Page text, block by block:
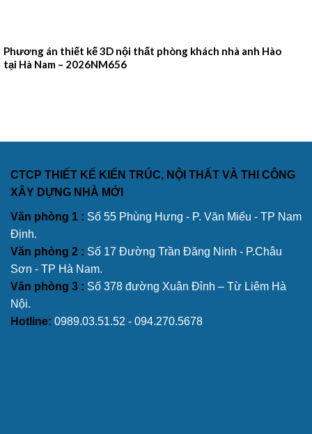
Phương án thiết kế 3D nội thất phòng khách nhà anh Hào
tại Hà Nam – 2026NM656
CTCP THIẾT KẾ KIẾN TRÚC, NỘI THẤT VÀ THI CÔNG
XÂY DỰNG NHÀ MỚI
Văn phòng 1 : Số 55 Phùng Hưng - P. Văn Miếu - TP Nam
Định.
Văn phòng 2 : Số 17 Đường Trần Đăng Ninh - P.Châu
Sơn - TP Hà Nam.
Văn phòng 3 : Số 378 đường Xuân Đỉnh – Từ Liêm Hà
Nội.
Hotline: 0989.03.51.52 - 094.270.5678